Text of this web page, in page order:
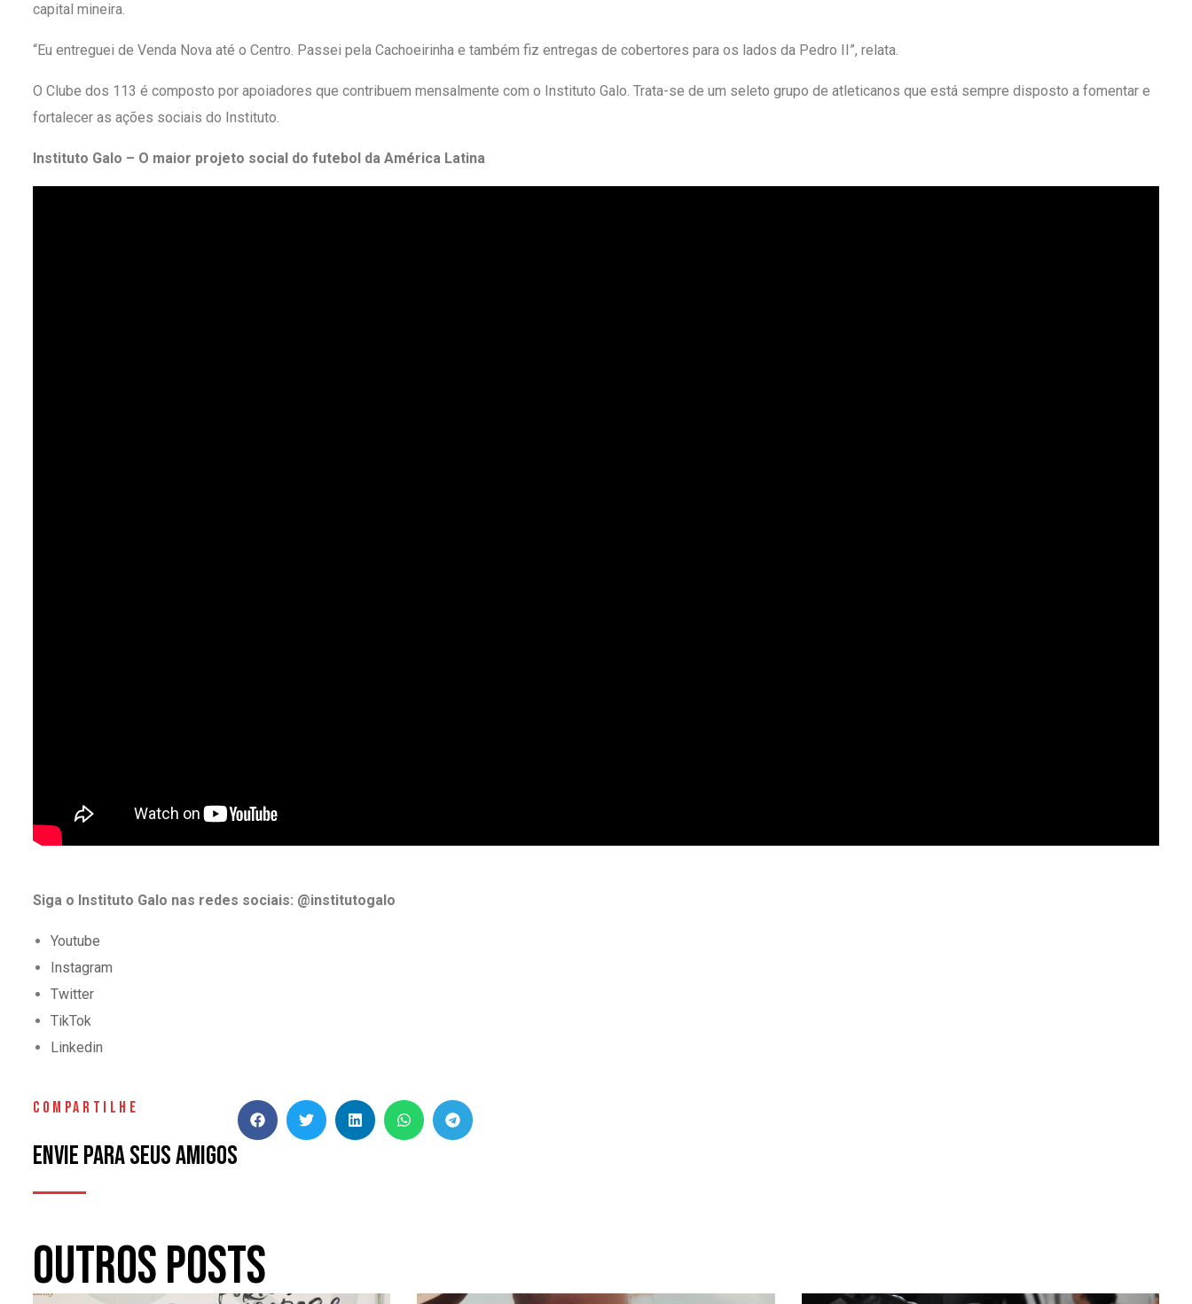
capital mineira.
“Eu entreguei de Venda Nova até o Centro. Passei pela Cachoeirinha e também fiz entregas de cobertores para os lados da Pedro II”, relata.
O Clube dos 113 é composto por apoiadores que contribuem mensalmente com o Instituto Galo. Trata-se de um seleto grupo de atleticanos que está sempre disposto a fomentar e
fortalecer as ações sociais do Instituto.
Instituto Galo – O maior projeto social do futebol da América Latina
Siga o Instituto Galo nas redes sociais: @institutogalo
Youtube
Instagram
Twitter
TikTok
Linkedin
COMPARTILHE
Envie para seus amigos
Outros Posts